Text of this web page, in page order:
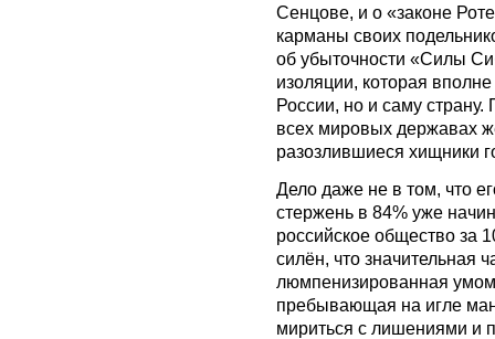
Сенцове, и о «законе
карманы своих
об убыточности «Силы
изоляции, которая
России, но и саму страну.
всех мировых державах
разозлившиеся хищники
Дело даже не в том, что
стержень в 84% уже
российское общество за
силён, что значительная
люмпенизированная
пребывающая на игле
мириться с лишениями и